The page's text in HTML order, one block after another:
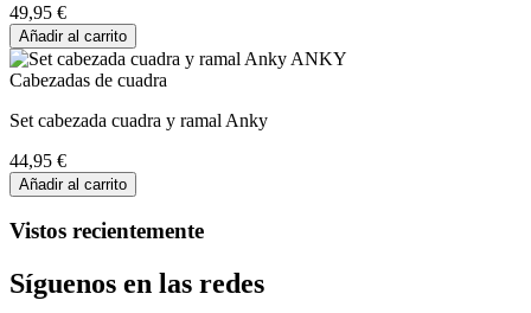
49,95 €
Añadir al carrito
Cabezadas de cuadra
Set cabezada cuadra y ramal Anky
44,95 €
Añadir al carrito
Vistos recientemente
Síguenos en las redes